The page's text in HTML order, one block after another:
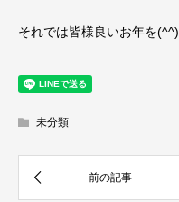
それでは皆様良いお年を(^^)
未分類